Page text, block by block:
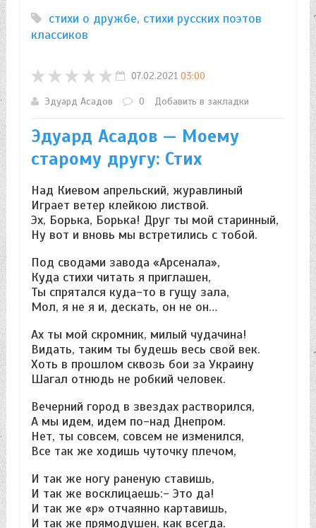
стихи о дружбе, стихи русских поэтов
классиков
07.02.2021 03:00
Эдуард Асадов
0 Добавить в закладки
Эдуард Асадов — Моему
старому другу: Стих
Над Киевом апрельский, журавлиный
Играет ветер клейкою листвой.
Эх, Борька, Борька! Друг ты мой старинный,
Ну вот и вновь мы встретились с тобой.
Под сводами завода «Арсенала»,
Куда стихи читать я приглашен,
Ты спрятался куда-то в гущу зала,
Мол, я не я и, дескать, он не он…
Ах ты мой скромник, милый чудачина!
Видать, таким ты будешь весь свой век.
Хоть в прошлом сквозь бои за Украину
Шагал отнюдь не робкий человек.
Вечерний город в звездах растворился,
А мы идем, идем по-над Днепром.
Нет, ты совсем, совсем не изменился,
Все так же ходишь чуточку плечом,
И так же ногу раненую ставишь,
И так же восклицаешь:- Это да!
И так же «р» отчаянно картавишь,
И так же прямодушен, как всегда.